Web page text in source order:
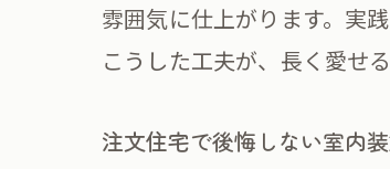
雰囲気に仕上がります。実
こうした工夫が、長く愛せ
注文住宅で後悔しない室内